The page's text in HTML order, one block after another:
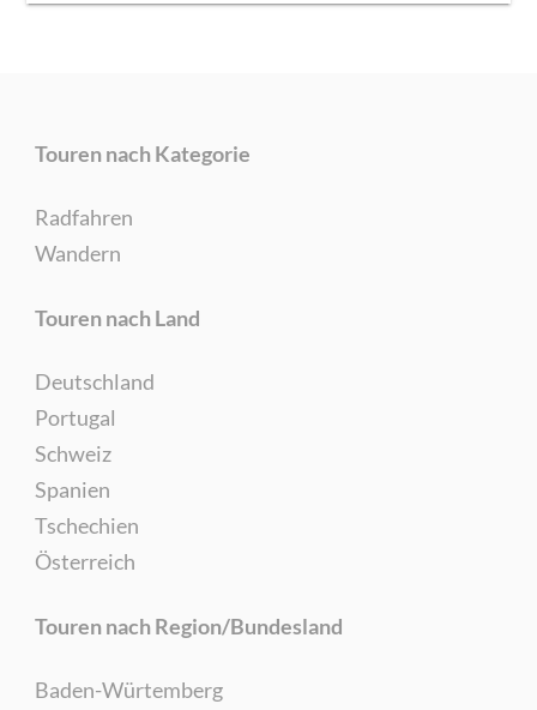
Touren nach Kategorie
Radfahren
Wandern
Touren nach Land
Deutschland
Portugal
Schweiz
Spanien
Tschechien
Österreich
Touren nach Region/Bundesland
Baden-Würtemberg